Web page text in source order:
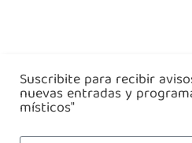
Suscribite para recibir
nuevas entradas y
místicos"